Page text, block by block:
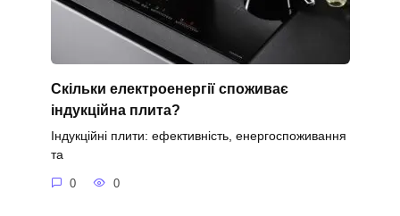
Скільки електроенергії споживає
індукційна плита?
Індукційні плити: ефективність, енергоспоживання
та
0 0